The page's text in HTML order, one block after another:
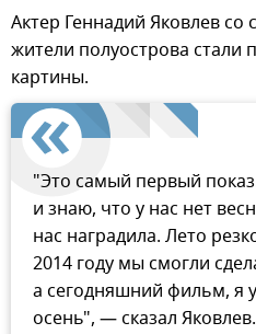
Актер Геннадий Яковлев со
жители полуострова стали
картины.
"Это самый первый
и знаю, что у нас нет
нас наградила. Лето
2014 году мы смогли
а сегодняшний фильм, я
осень", — сказал Яковлев.